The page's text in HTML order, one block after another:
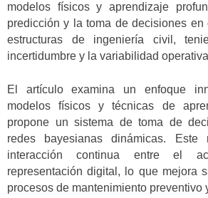
modelos físicos y aprendizaje
predicción y la toma de decisiones en
estructuras de ingeniería civil,
incertidumbre y la variabilidad
El artículo examina un enfoque
modelos físicos y técnicas de
propone un sistema de toma de
redes bayesianas dinámicas. Este
interacción continua entre el
representación digital, lo que mejora
procesos de mantenimiento preventivo